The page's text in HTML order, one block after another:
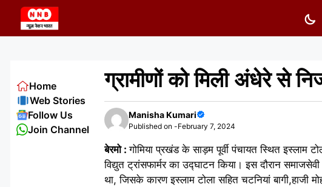
content
ग्रामीणों को मिली अंधेरे से
Manisha Kumari
Published on -February 7, 2024
बेरमो :गोमिया प्रखंड के साड़म पूर्वी पंचायत स्थित इस्लाम
विद्युत ट्रांसफार्मर का उद्घाटन किया। इस दौरान
था, जिसके कारण इस्लाम टोला सहित चटनियां बागी,हाजी
Home
Web Stories
Follow Us
Join Channel